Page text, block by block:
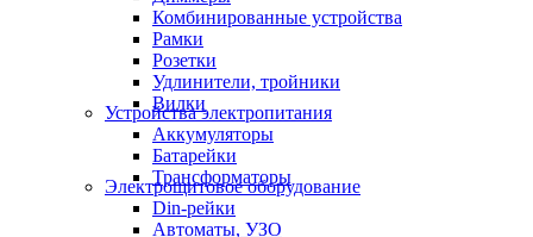
Комбинированные устройства
Рамки
Розетки
Удлинители, тройники
Вилки
Устройства электропитания
Аккумуляторы
Батарейки
Трансформаторы
Электрощитовое оборудование
Din-рейки
Автоматы, УЗО